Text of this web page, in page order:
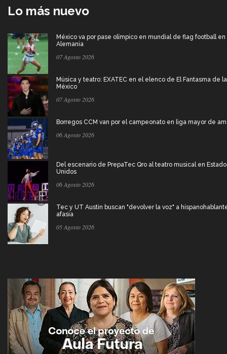
Lo más nuevo
México va por pase olímpico en mundial de flag football en
Alemania
07 Agosto 2026
Música y teatro: EXATEC en el elenco de El Fantasma de
México
07 Agosto 2026
Borregos CCM van por el campeonato en liga mayor de
06 Agosto 2026
Del escenario de PrepaTec Qro al teatro musical en
Unidos
06 Agosto 2026
Tec y UT Austin buscan "devolver la voz" a
afasia
05 Agosto 2026